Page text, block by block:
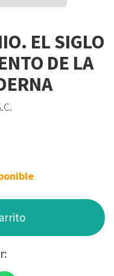
EL SIGLO
DE LA